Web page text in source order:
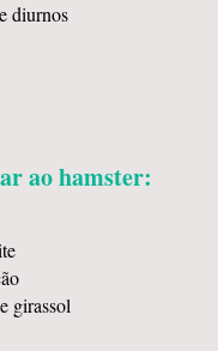
diurnos
ao hamster:
girassol